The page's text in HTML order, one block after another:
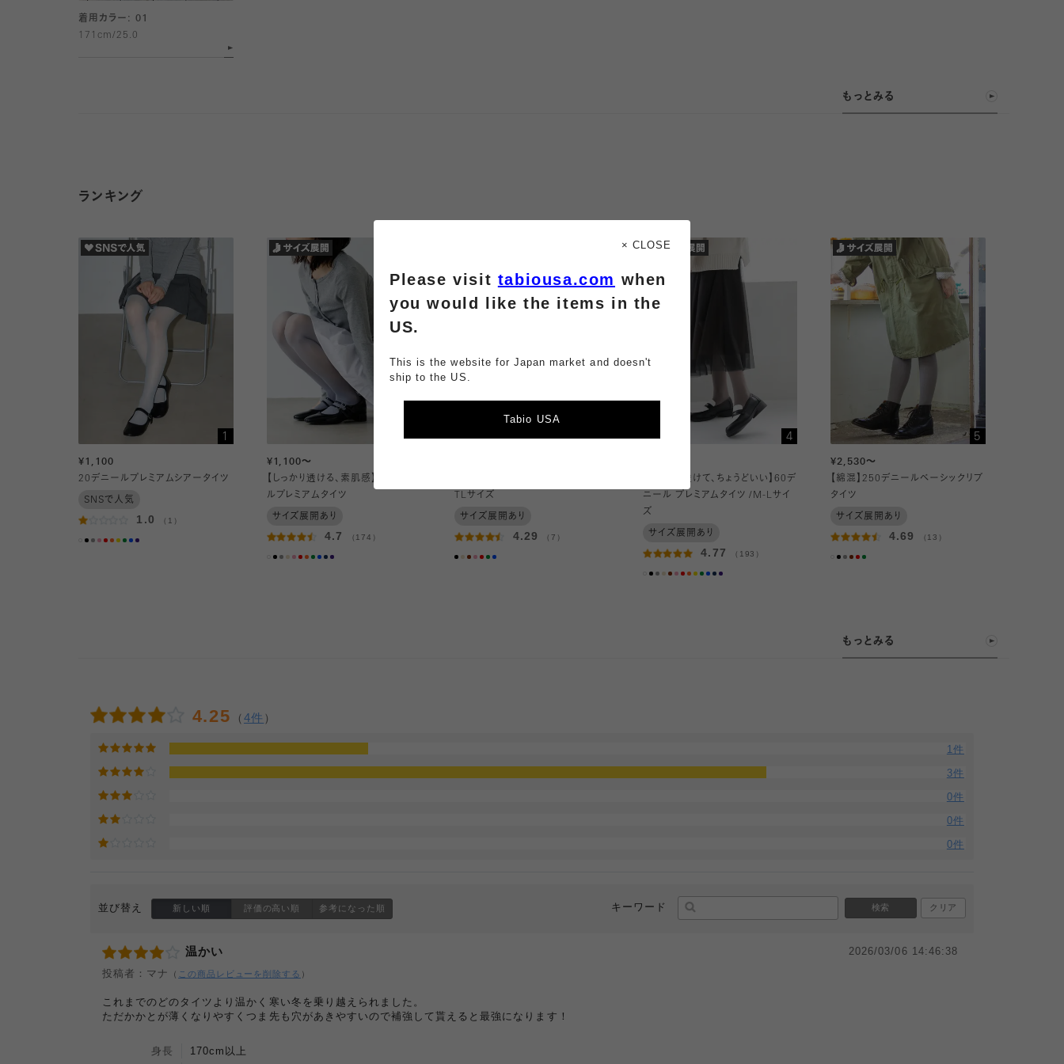
着用カラー: 01
171cm/25.0
もっとみる
ランキング
1
¥1,100
20デニールプレミアムシアータイツ
SNSで人気
1.0 （1）
2
¥1,100～
【しっかり透ける、素肌感】30デニー
ルプレミアムタイツ
サイズ展開あり
4.7 （174）
3
TLサイズ
サイズ展開あり
4.29 （7）
4
【ほどよく透けて、ちょうどいい】60デ
ニール プレミアムタイツ /M-Lサイ
ズ
サイズ展開あり
4.77 （193）
5
¥2,530～
【綿混】250デニールベーシックリブ
タイツ
サイズ展開あり
4.69 （13）
もっとみる
4.25 （ 4件 ）
1件
3件
0件
0件
0件
並び替え 新しい順 評価の高い順 参考になった順 キーワード 検索 クリア
温かい
2026/03/06 14:46:38
投稿者：マナ
（ この商品レビューを削除する ）
これまでのどのタイツより温かく寒い冬を乗り越えられました。
ただかかとが薄くなりやすくつま先も穴があきやすいので補強して貰えると最強になります！
身長
170cm以上
× CLOSE
Please visit tabiousa.com when
you would like the items in the
US.
This is the website for Japan market and doesn't
ship to the US.
Tabio USA